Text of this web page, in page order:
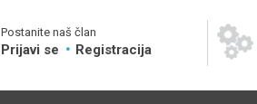
Postanite naš član
Prijavi se Registracija